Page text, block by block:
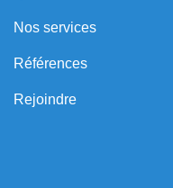
Nos services
Références
Rejoindre